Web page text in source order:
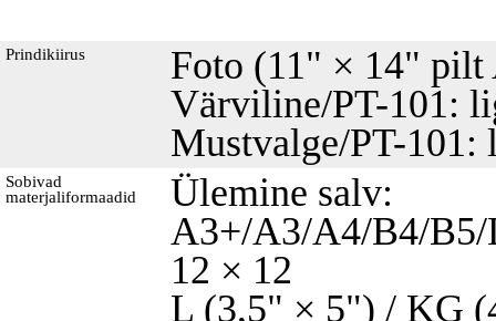
Prindikiirus
Foto (11" × 14" pilt
Värviline/PT-101:
Mustvalge/PT-101:
Sobivad
materjaliformaadid
Ülemine salv:
A3+/A3/A4/B4/
12 × 12
L (3,5" × 5") / KG